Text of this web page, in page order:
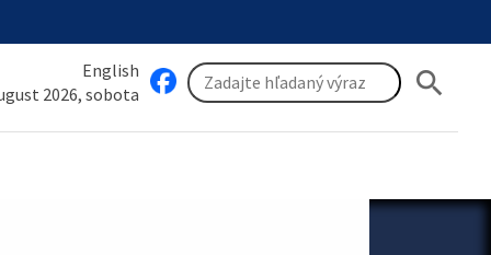
English
2026, sobota
search